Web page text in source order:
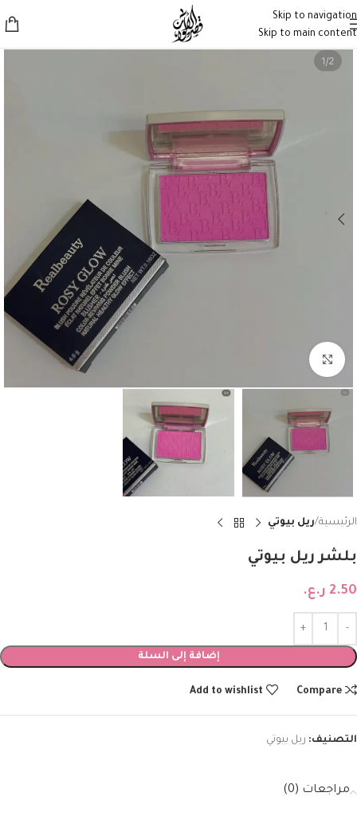
Skip to navigation
Skip to main content
Click to enlarge
الرئيسية ريل بيوتي
بلشر ريل بيوتي
2.50 ر.ع.
إضافة إلى السلة
Compare
Add to wishlist
التصنيف: ريل بيوتي
مراجعات (0)